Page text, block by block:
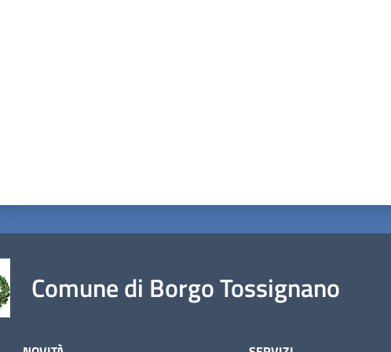
Comune di Borgo Tossignano